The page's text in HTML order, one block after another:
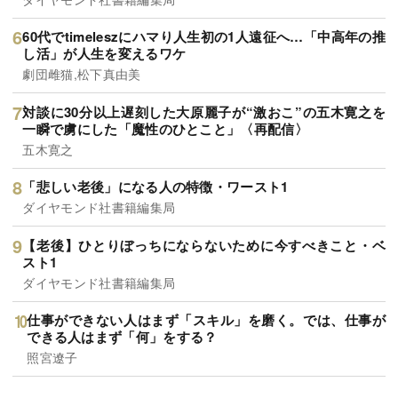
60代でtimeleszにハマり人生初の1人遠征へ…「中高年の推
し活」が人生を変えるワケ
劇団雌猫,松下真由美
対談に30分以上遅刻した大原麗子が“激おこ”の五木寛之を
一瞬で虜にした「魔性のひとこと」〈再配信〉
五木寛之
「悲しい老後」になる人の特徴・ワースト1
ダイヤモンド社書籍編集局
【老後】ひとりぼっちにならないために今すべきこと・ベ
スト1
ダイヤモンド社書籍編集局
仕事ができない人はまず「スキル」を磨く。では、仕事が
できる人はまず「何」をする？
照宮遼子